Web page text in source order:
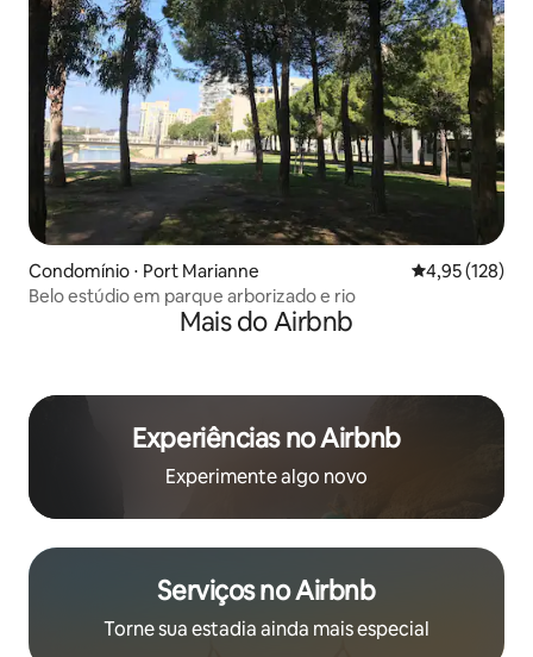
Condomínio ⋅ Port Marianne 4,95 de uma
4,95 (128)
Belo estúdio em parque arborizado e rio
Mais do Airbnb
Experiências no Airbnb
Experimente algo novo
Serviços no Airbnb
Torne sua estadia ainda mais especial